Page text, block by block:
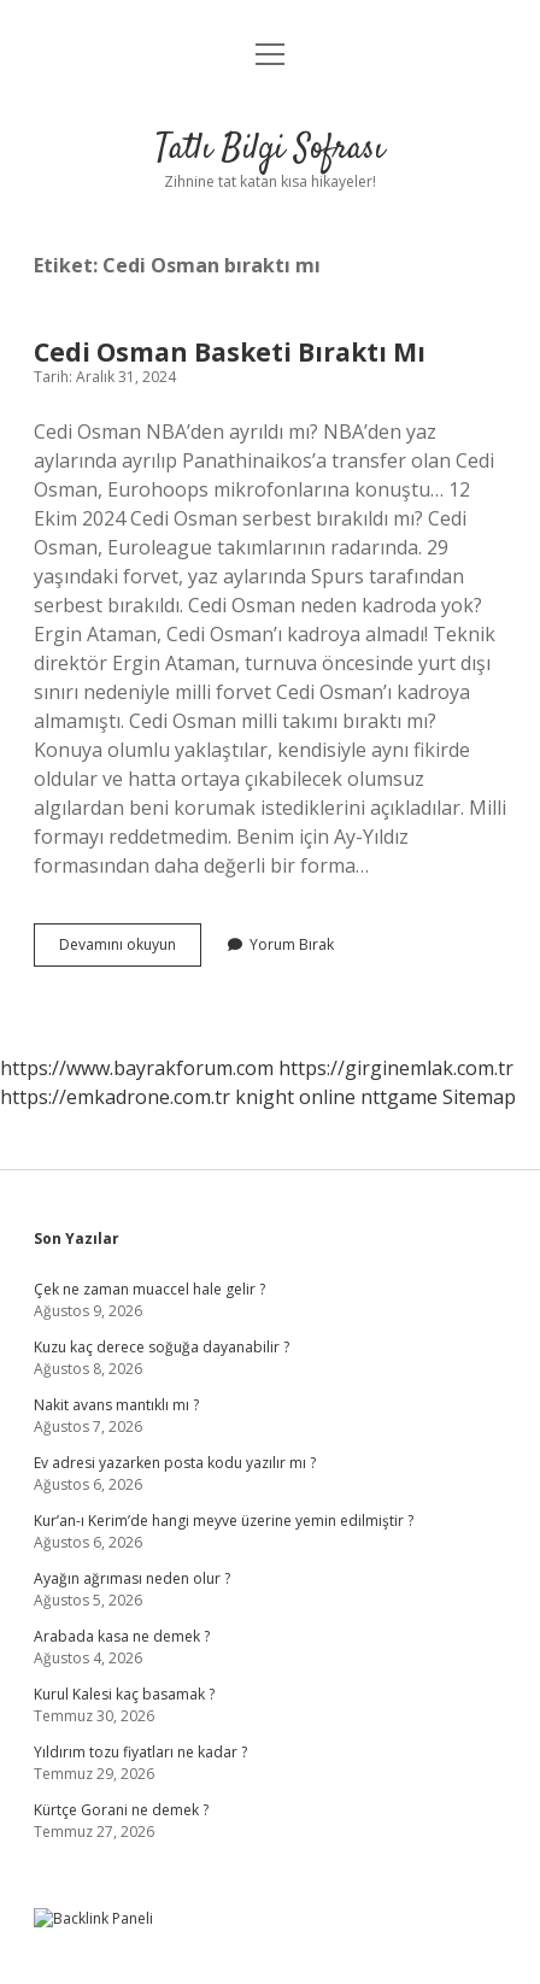
Anasayfa
Yasal Uyarı
menüyü
Tatlı Bilgi Sofrası
Zihnine tat katan kısa hikayeler!
Etiket: Cedi Osman bıraktı mı
Cedi Osman Basketi Bıraktı Mı
Tarih: Aralık 31, 2024
Cedi Osman NBA’den ayrıldı mı? NBA’den yaz
aylarında ayrılıp Panathinaikos’a transfer olan Cedi
Osman, Eurohoops mikrofonlarına konuştu… 12
Ekim 2024 Cedi Osman serbest bırakıldı mı? Cedi
Osman, Euroleague takımlarının radarında. 29
yaşındaki forvet, yaz aylarında Spurs tarafından
serbest bırakıldı. Cedi Osman neden kadroda yok?
Ergin Ataman, Cedi Osman’ı kadroya almadı! Teknik
direktör Ergin Ataman, turnuva öncesinde yurt dışı
sınırı nedeniyle milli forvet Cedi Osman’ı kadroya
almamıştı. Cedi Osman milli takımı bıraktı mı?
Konuya olumlu yaklaştılar, kendisiyle aynı fikirde
oldular ve hatta ortaya çıkabilecek olumsuz
algılardan beni korumak istediklerini açıkladılar. Milli
formayı reddetmedim. Benim için Ay-Yıldız
formasından daha değerli bir forma…
Devamını okuyun
Osman
Yorum Bırak
https://www.bayrakforum.com https://girginemlak.com.tr
https://emkadrone.com.tr knight online nttgame Sitemap
Sidebar
Son Yazılar
Çek ne zaman muaccel hale gelir ?
Ağustos 9, 2026
Kuzu kaç derece soğuğa dayanabilir ?
Ağustos 8, 2026
Nakit avans mantıklı mı ?
Ağustos 7, 2026
Ev adresi yazarken posta kodu yazılır mı ?
Ağustos 6, 2026
Kur’an-ı Kerim’de hangi meyve üzerine yemin edilmiştir ?
Ağustos 6, 2026
Ayağın ağrıması neden olur ?
Ağustos 5, 2026
Arabada kasa ne demek ?
Ağustos 4, 2026
Kurul Kalesi kaç basamak ?
Temmuz 30, 2026
Yıldırım tozu fiyatları ne kadar ?
Temmuz 29, 2026
Kürtçe Gorani ne demek ?
Temmuz 27, 2026